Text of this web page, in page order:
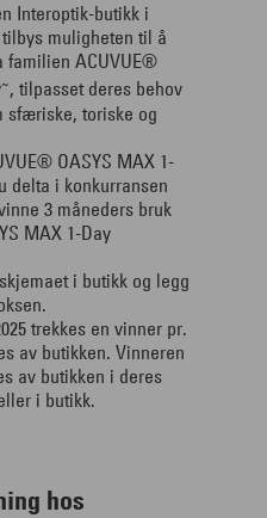
Interoptik-butikk i
muligheten til å
familien ACUVUE®
~, tilpasset deres behov
sfæriske, toriske og
OASYS MAX 1-
delta i konkurransen
3 måneders bruk
MAX 1-Day
i butikk og legg
trekkes en vinner pr.
av butikken. Vinneren
av butikken i deres
i butikk.
hos